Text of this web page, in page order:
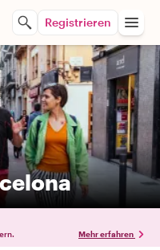
Registrieren
Mehr erfahren